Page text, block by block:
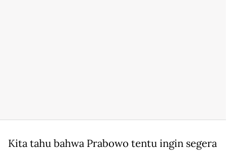
Kita tahu bahwa Prabowo tentu ingin segera